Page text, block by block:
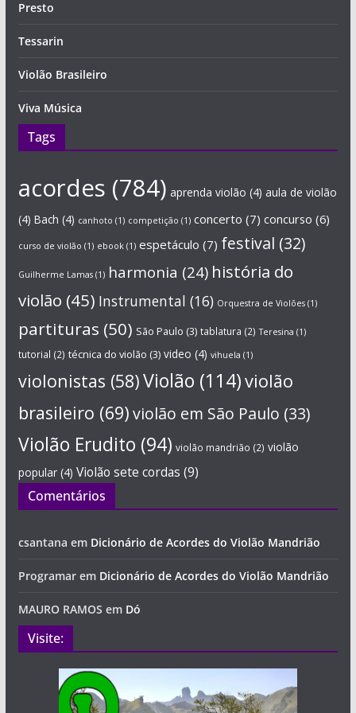
Presto
Tessarin
Violão Brasileiro
Viva Música
Tags
acordes (784) aprenda violão (4) aula de violão
(4) Bach (4) canhoto (1) competição (1) concerto (7) concurso (6)
curso de violão (1) ebook(1) espetáculo (7) festival (32)
Guilherme Lamas(1) harmonia (24) história do
violão (45) Instrumental (16) Orquestra de Violões(1)
partituras (50) São Paulo (3) tablatura (2) Teresina (1)
tutorial (2) técnica do violão (3) video (4) vihuela (1)
violonistas (58)Violão (114)violão
brasileiro (69)violão em São Paulo (33)
Violão Erudito (94) violão mandrião (2) violão
popular(4) Violão sete cordas (9)
Comentários
csantana em Dicionário de Acordes do Violão Mandrião
Programarem Dicionário de Acordes do Violão Mandrião
MAURO RAMOS em Dó
Visite: